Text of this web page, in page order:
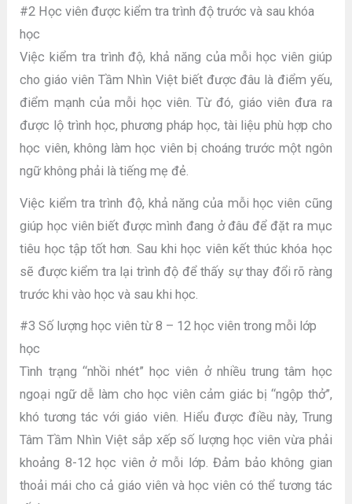
#2 Học viên được kiểm tra trình độ trước và sau khóa
học
Việc kiểm tra trình độ, khả năng của mỗi học viên giúp
cho giáo viên Tầm Nhìn Việt biết được đâu là điểm yếu,
điểm mạnh của mỗi học viên. Từ đó, giáo viên đưa ra
được lộ trình học, phương pháp học, tài liệu phù hợp cho
học viên, không làm học viên bị choáng trước một ngôn
ngữ không phải là tiếng mẹ đẻ.
Việc kiểm tra trình độ, khả năng của mỗi học viên cũng
giúp học viên biết được mình đang ở đâu để đặt ra mục
tiêu học tập tốt hơn. Sau khi học viên kết thúc khóa học
sẽ được kiểm tra lại trình độ để thấy sự thay đổi rõ ràng
trước khi vào học và sau khi học.
#3 Số lượng học viên từ 8 – 12 học viên trong mỗi lớp
học
Tình trạng “nhồi nhét” học viên ở nhiều trung tâm học
ngoại ngữ dễ làm cho học viên cảm giác bị “ngộp thở”,
khó tương tác với giáo viên. Hiểu được điều này, Trung
Tâm Tầm Nhìn Việt sắp xếp số lượng học viên vừa phải
khoảng 8-12 học viên ở mỗi lớp. Đảm bảo không gian
thoải mái cho cả giáo viên và học viên có thể tương tác